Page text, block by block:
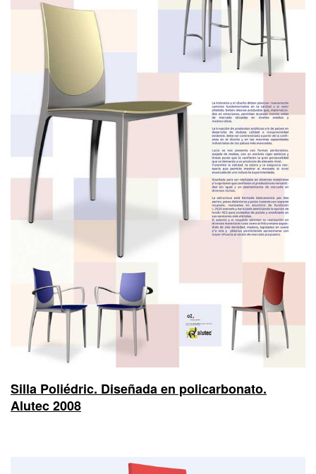
Silla Poliédric. Diseñada en policarbonato.
Alutec 2008